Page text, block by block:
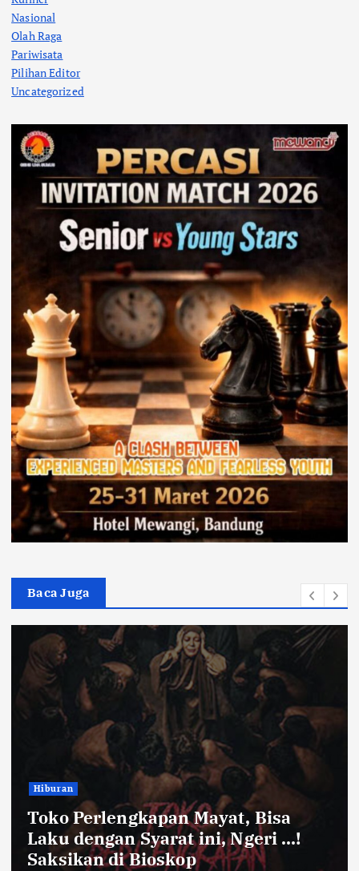
Nasional
Olah Raga
Pariwisata
Pilihan Editor
Uncategorized
Baca Juga
Hiburan
Toko Perlengkapan Mayat, Bisa
Laku dengan Syarat ini, Ngeri …!
Saksikan di Bioskop